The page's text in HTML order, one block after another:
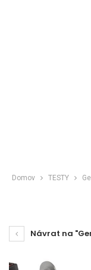
Domov TESTY
Návrat na